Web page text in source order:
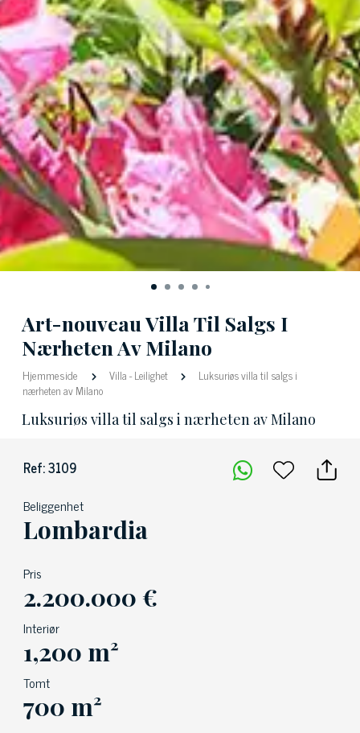
Art-nouveau Villa Til Salgs I
Nærheten Av Milano
Hjemmeside Villa-Leilighet
Luksuriøs villa til salgs i
nærheten av Milano
Luksuriøs villa til salgs i nærheten av Milano
Ref: 3109
Beliggenhet
Lombardia
Pris
2.200.000 €
Interiør
1,200 m²
Tomt
700 m²